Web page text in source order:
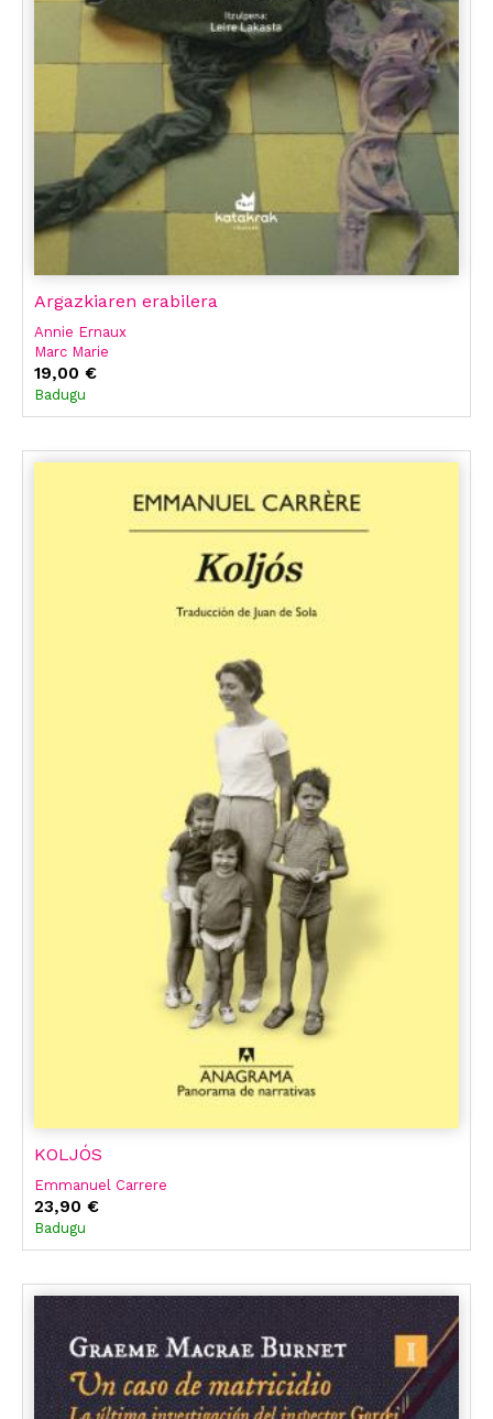
Argazkiaren erabilera
Annie Ernaux
Marc Marie
19,00 €
Badugu
KOLJÓS
Emmanuel Carrere
23,90 €
Badugu